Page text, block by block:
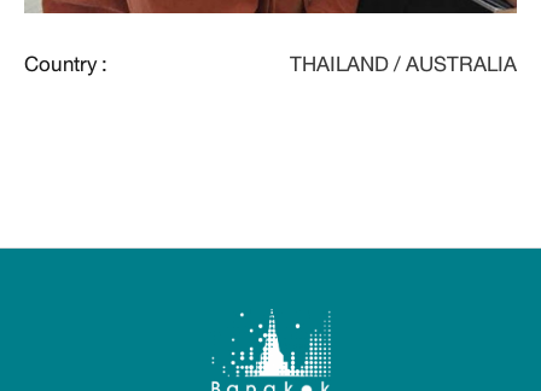
Country : THAILAND / AUSTRALIA